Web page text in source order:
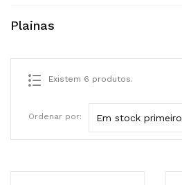
Plainas
Existem 6 produtos.
Ordenar por: Em stock primeiro